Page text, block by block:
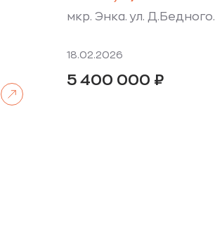
мкр. Энка. ул. Д.Бедного.
18.02.2026
5 400 000 ₽